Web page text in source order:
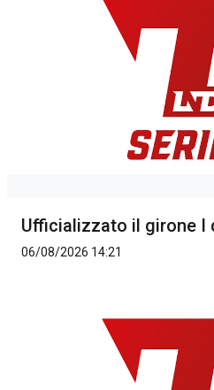
Ufficializzato il girone I
06/08/2026 14:21